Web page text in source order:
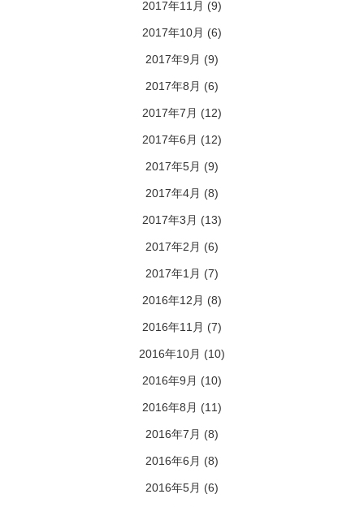
2017年11月 (9)
2017年10月 (6)
2017年9月 (9)
2017年8月 (6)
2017年7月 (12)
2017年6月 (12)
2017年5月 (9)
2017年4月 (8)
2017年3月 (13)
2017年2月 (6)
2017年1月 (7)
2016年12月 (8)
2016年11月 (7)
2016年10月 (10)
2016年9月 (10)
2016年8月 (11)
2016年7月 (8)
2016年6月 (8)
2016年5月 (6)